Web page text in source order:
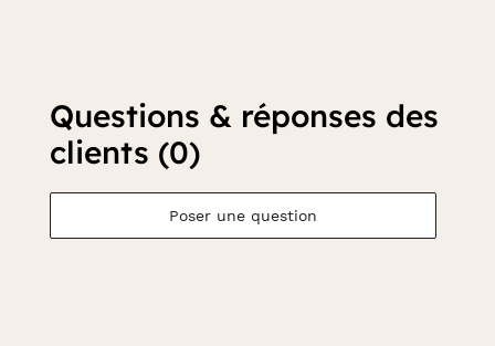
Questions & réponses des
clients (0)
Poser une question